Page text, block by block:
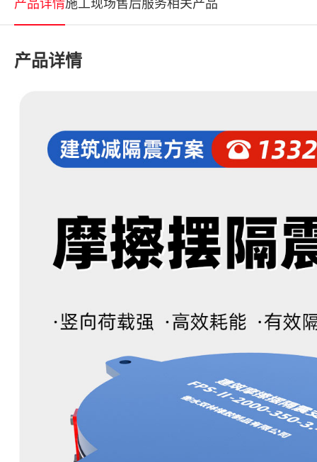
产品详情施工现场售后服务相关产品
产品详情